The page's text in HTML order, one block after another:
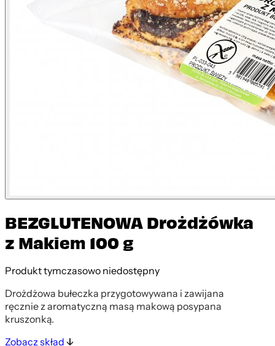
BEZGLUTENOWA Drożdżówka
z Makiem 100 g
Produkt tymczasowo niedostępny
Drożdżowa bułeczka przygotowywana i zawijana
ręcznie z aromatyczną masą makową posypana
kruszonką.
Zobacz skład